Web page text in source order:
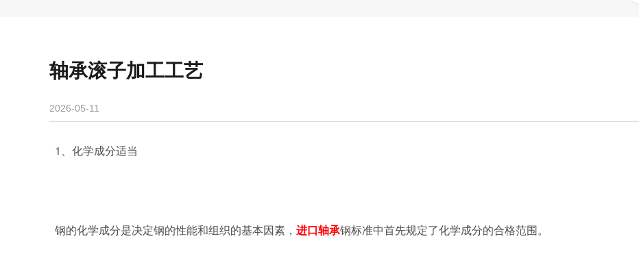
轴承滚子加工工艺
2026-05-11
1 、化学成分适当
钢的化学成分是决定钢的性能和组织的基本因素， 进口轴承钢标准中首先规定了化学成分的合格范围。